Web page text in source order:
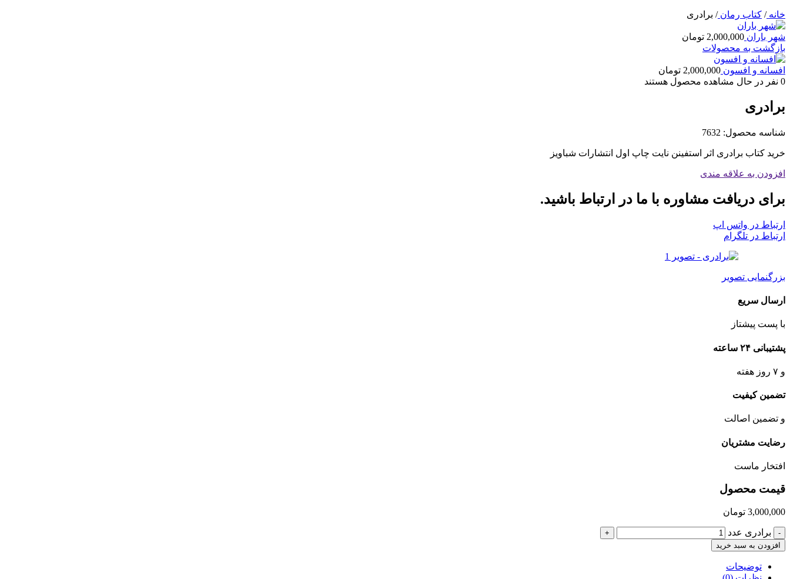
خانه/ کتاب رمان/ برادری
شهر باران 2,000,000 تومان
بازگشت به محصولات
افسانه و افسون 2,000,000 تومان
0 نفر در حال مشاهده محصول هستند
برادری
شناسه محصول: 7632
خرید کتاب برادری اثر استفینن نایت چاپ اول انتشارات شباویز
افزودن به علاقه مندی
برای دریافت مشاوره با ما در ارتباط باشید.
ارتباط در واتس اپ
ارتباط در تلگرام
بزرگنمایی تصویر
ارسال سریع
با پست پیشتاز
پشتیبانی ۲۴ ساعته
و ۷ روز هفته
تضمین کیفیت
و تضمین اصالت
رضایت مشتریان
افتخار ماست
قیمت محصول
3,000,000 تومان
- برادری عدد
+
افزودن به سبد خرید
توضیحات